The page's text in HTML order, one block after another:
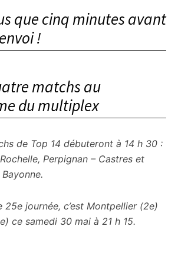
que cinq minutes avant
!
matchs au
du multiplex
de Top 14 débuteront à 14 h 30 :
Perpignan – Castres et
25e journée, c’est Montpellier (2e)
ce samedi 30 mai à 21 h 15.